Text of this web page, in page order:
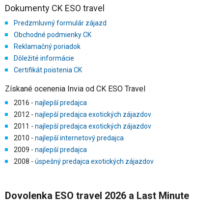
Dokumenty CK ESO travel
Predzmluvný formulár zájazd
Obchodné podmienky CK
Reklamačný poriadok
Dôležité informácie
Certifikát poistenia CK
Získané ocenenia Invia od CK ESO Travel
2016 - najlepší predajca
2012 - najlepší predajca exotických zájazdov
2011 - najlepší predajca exotických zájazdov
2010 - najlepší internetový predajca
2009 - najlepší predajca
2008 - úspešný predajca exotických zájazdov
Dovolenka ESO travel 2026 a Last Minute